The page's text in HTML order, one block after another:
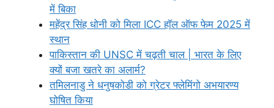
में बिका
महेंद्र सिंह धोनी को मिला ICC हॉल ऑफ फेम 2025 में
स्थान
पाकिस्तान की UNSC में चढ़ती चाल | भारत के लिए
क्यों बजा खतरे का अलार्म?
तमिलनाडु ने धनुषकोडी को ग्रेटर फ्लेमिंगो अभयारण्य
घोषित किया